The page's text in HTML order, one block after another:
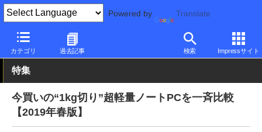
Powered by Translate
カテゴリ 過去記事 検索 Impressサイト
PC Watch パソコン/タブレット/スマートフォン モバイルノート
特集
今買いの“1kg切り”超軽量ノートPCを一斉比較
【2019年春版】